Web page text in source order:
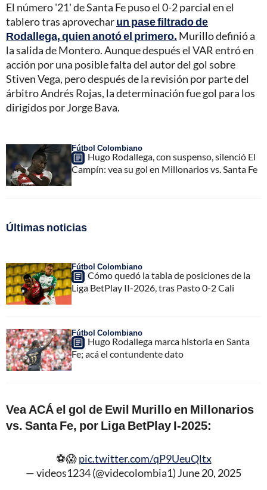
El número '21' de Santa Fe puso el 0-2 parcial en el
tablero tras aprovecharun pase filtrado de
Rodallega, quien anotó el primero. Murillo definió a
la salida de Montero. Aunque después el VAR entró en
acción por una posible falta del autor del gol sobre
Stiven Vega, pero después de la revisión por parte del
árbitro Andrés Rojas, la determinación fue gol para los
dirigidos por Jorge Bava.
Fútbol Colombiano
Hugo Rodallega, con suspenso, silenció El
Campín: vea su gol en Millonarios vs. Santa Fe
Últimas noticias
Fútbol Colombiano
Cómo quedó la tabla de posiciones de la
Liga BetPlay II-2026, tras Pasto 0-2 Cali
Fútbol Colombiano
Hugo Rodallega marca historia en Santa
Fe; acá el contundente dato
Vea ACÁ el gol de Ewil Murillo en Millonarios
vs. Santa Fe, por Liga BetPlay I-2025:
⚽️😱pic.twitter.com/qP9UeuQltx
— videos1234 (@videcolombia1) June 20, 2025